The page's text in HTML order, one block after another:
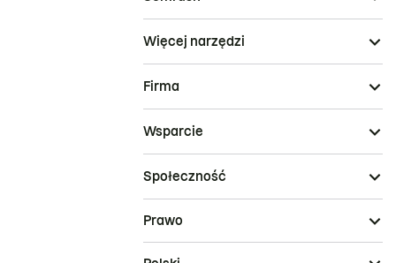
Więcej narzędzi
Firma
Wsparcie
Społeczność
Prawo